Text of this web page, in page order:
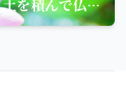
若しは曠野の中に於いて、土を積んで仏廟を成し、乃至童子の戯れに沙を聚めて仏塔をつくれる。かくの如き諸々の人たちは、皆すでに仏道を成ず